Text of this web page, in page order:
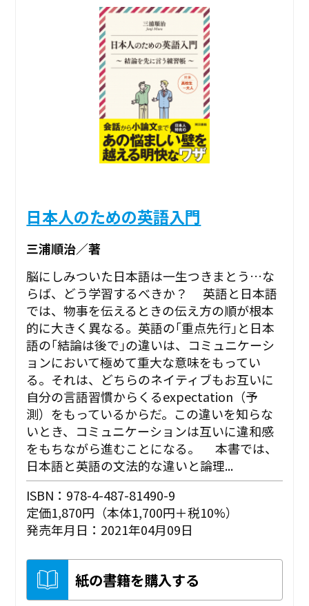
日本人のための英語入門
三浦順治／著
脳にしみついた日本語は一生つきまとう…な
らば、どう学習するべきか？ 英語と日本語
では、物事を伝えるときの伝え方の順が根本
的に大きく異なる。英語の｢重点先行｣と日本
語の｢結論は後で｣の違いは、コミュニケーシ
ョンにおいて極めて重大な意味をもってい
る。それは、どちらのネイティブもお互いに
自分の言語習慣からくるexpectation（予
測）をもっているからだ。この違いを知らな
いとき、コミュニケーションは互いに違和感
をもちながら進むことになる。 本書では、
日本語と英語の文法的な違いと論理...
ISBN：978-4-487-81490-9
定価1,870円（本体1,700円＋税10%）
発売年月日：2021年04月09日
紙の書籍を購入する